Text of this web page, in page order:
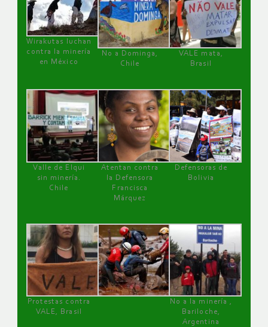
Wirakutas luchan
contra la minería
en México
No a Dominga,
Chile
VALE mata,
Brasil
Valle de Elqui
sin minería.
Chile
Atentan contra
la Defensora
Francisca
Márquez
Defensoras de
Bolivia
Protestas contra
VALE, Brasil
No a la minería ,
Bariloche,
Argentina